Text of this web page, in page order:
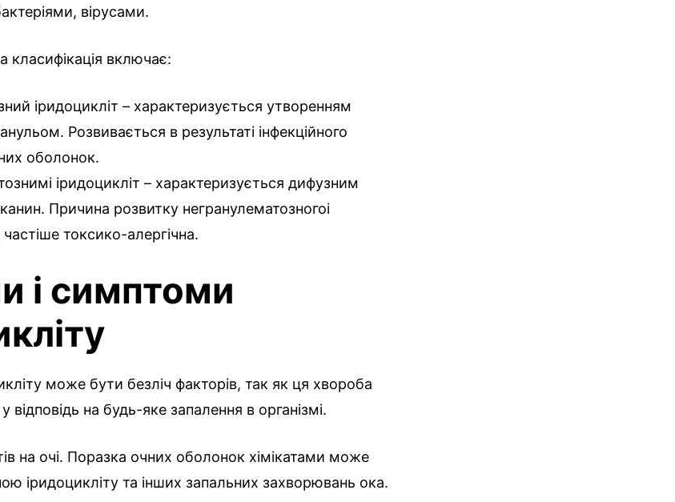
вірусами.
класифікація включає:
іридоцикліт – характеризується утворенням
Розвивається в результаті інфекційного
оболонок.
іридоцикліт – характеризується дифузним
Причина розвитку негранулематозногоі
частіше токсико-алергічна.
і симптоми
може бути безліч факторів, так як ця хвороба
на будь-яке запалення в організмі.
на очі. Поразка очних оболонок хімікатами може
іридоцикліту та інших запальних захворювань ока.